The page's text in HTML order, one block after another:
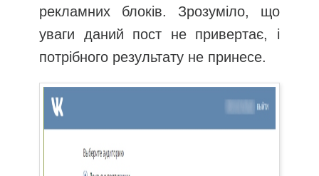
рекламних блоків. Зрозуміло, що
уваги даний пост не привертає, і
потрібного результату не принесе.